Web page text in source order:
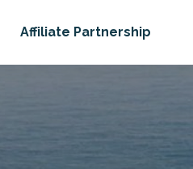
Affiliate Partnership